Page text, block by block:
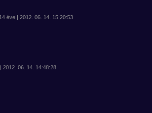
14 éve | 2012. 06. 14. 15:20:53
2012. 06. 14. 14:48:28